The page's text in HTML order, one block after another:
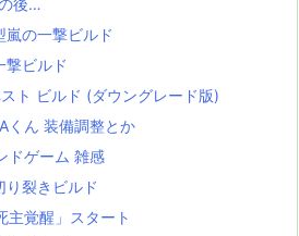
の一撃ビルド
撃ビルド
ト ビルド (ダウングレード版)
くん 装備調整とか
ドゲーム 雑感
裂きビルド
覚醒」スタート